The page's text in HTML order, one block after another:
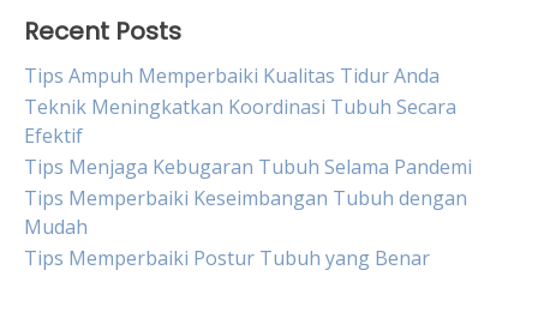
Recent Posts
Tips Ampuh Memperbaiki Kualitas Tidur Anda
Teknik Meningkatkan Koordinasi Tubuh Secara
Efektif
Tips Menjaga Kebugaran Tubuh Selama Pandemi
Tips Memperbaiki Keseimbangan Tubuh dengan
Mudah
Tips Memperbaiki Postur Tubuh yang Benar